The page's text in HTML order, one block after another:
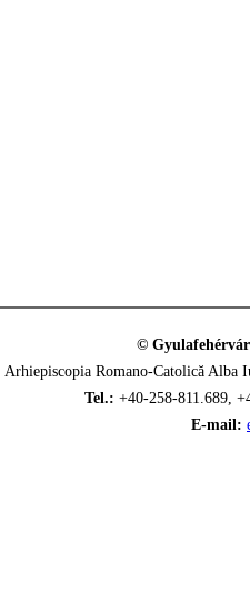
©
Arhiepiscopia Romano-Catolică
Tel.: +40-258-811.689,
E-mail: